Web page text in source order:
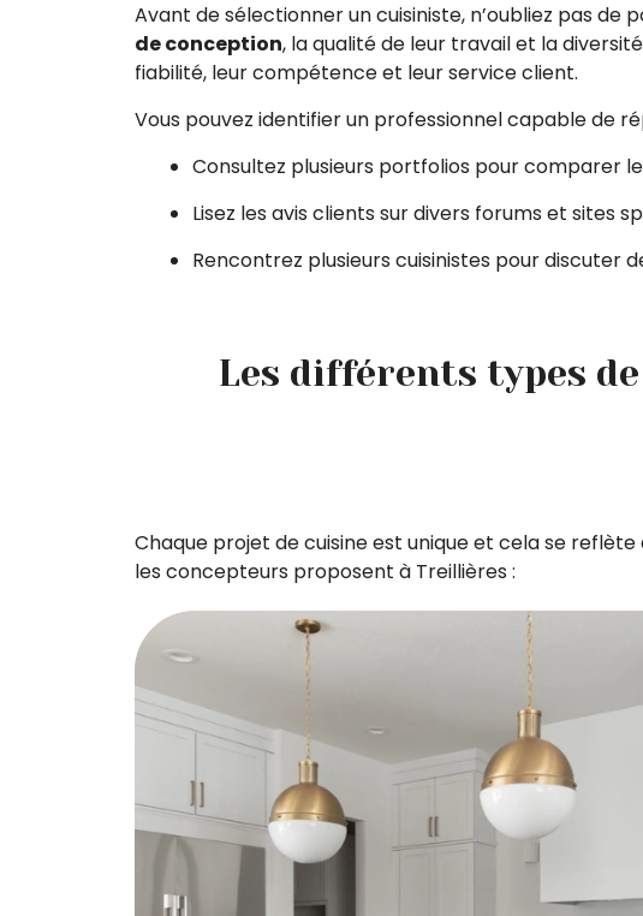
Avant de sélectionner un cuisiniste, n’oubliez pas
de conception, la qualité de leur travail et la
fiabilité, leur compétence et leur service client.
Vous pouvez identifier un professionnel capable de
Consultez plusieurs portfolios pour comparer
Lisez les avis clients sur divers forums et sites
Rencontrez plusieurs cuisinistes pour discuter
Les différents types
Chaque projet de cuisine est unique et cela se
les concepteurs proposent à Treillières :